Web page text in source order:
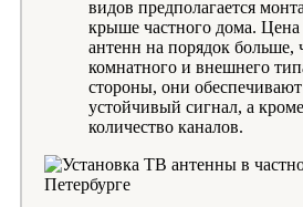
видов предполагается
крыше частного дома.
антенн на порядок больше,
комнатного и внешнего
стороны, они
устойчивый сигнал, а
количество каналов.